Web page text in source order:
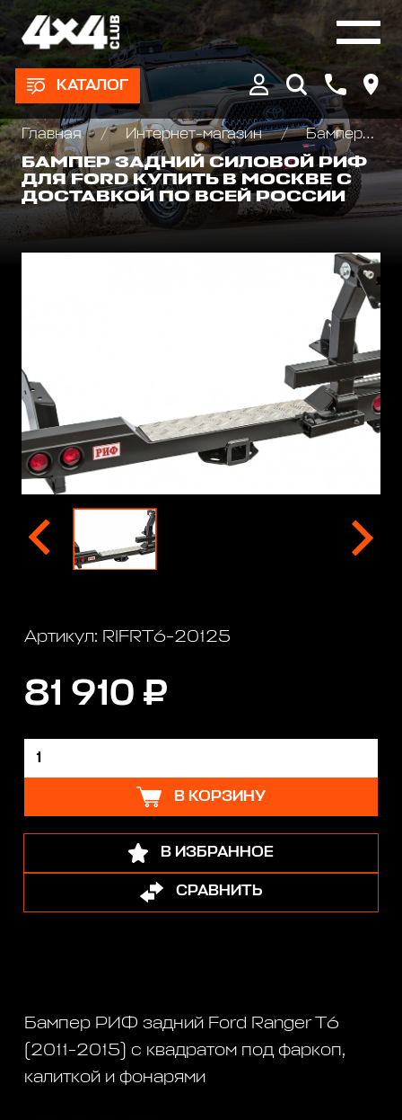
КАТАЛОГ
Главная Интернет-магазин
Бамперы и пороги силовые, площадки под лебедку
БАМПЕР ЗАДНИЙ СИЛОВОЙ РИФ
ДЛЯ FORD КУПИТЬ В МОСКВЕ С
ДОСТАВКОЙ ПО ВСЕЙ РОССИИ
Артикул: RIFRT6-20125
81 910 ₽
В КОРЗИНУ
В ИЗБРАННОЕ
СРАВНИТЬ
Бампер РИФ задний Ford Ranger T6
(2011-2015) с квадратом под фаркоп,
калиткой и фонарями